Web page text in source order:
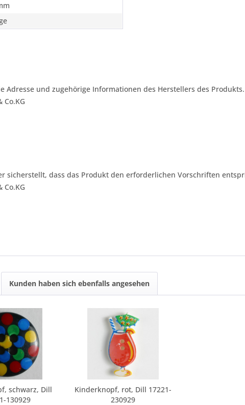
und zugehörige Informationen des Herstellers des Produkts.
sicherstellt, dass das Produkt den erforderlichen Vorschriften
Kunden haben sich ebenfalls angesehen
schwarz, Dill
130929
Kinderknopf, rot, Dill 17221-
230929